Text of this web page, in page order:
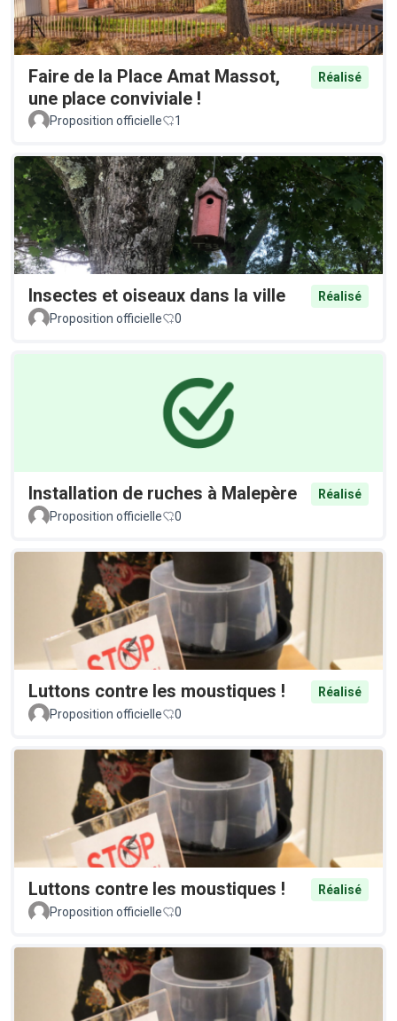
Faire de la Place Amat Massot,
une place conviviale !
Réalisé
Proposition officielle 1
Insectes et oiseaux dans la ville
Réalisé
Proposition officielle
0
Installation de ruches à Malepère
Réalisé
Proposition officielle
0
Luttons contre les moustiques !
Réalisé
Proposition officielle
0
Luttons contre les moustiques !
Réalisé
Proposition officielle
0